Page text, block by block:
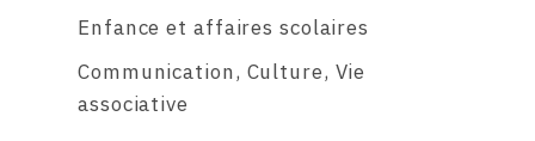
Enfance et affaires scolaires
Communication, Culture, Vie
associative